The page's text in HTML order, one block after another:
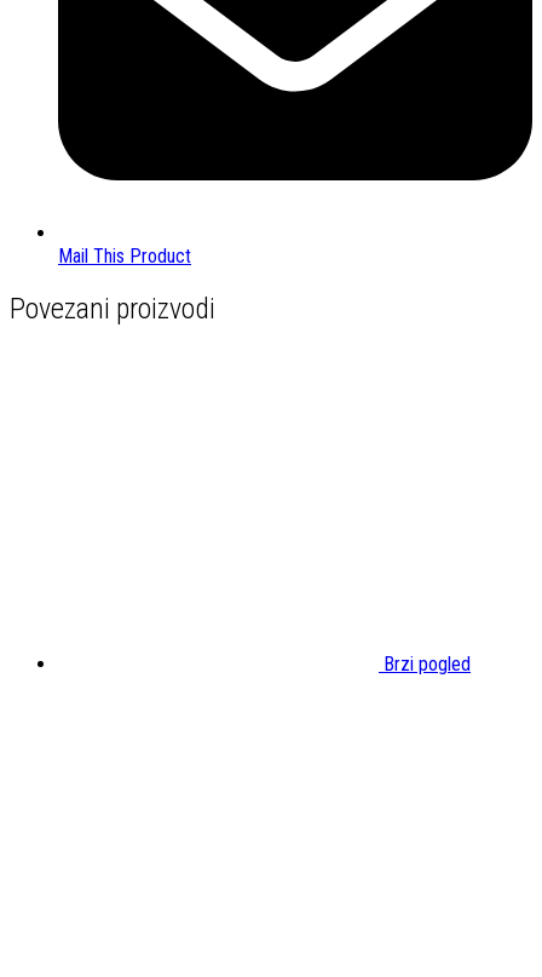
Mail This Product
Povezani proizvodi
Brzi pogled